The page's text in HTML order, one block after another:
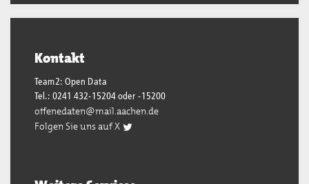
Kontakt
Team2: Open Data
Tel.: 0241 432-15204 oder -15200
offenedaten@mail.aachen.de
Folgen Sie uns auf X